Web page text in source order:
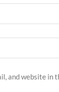
and website in